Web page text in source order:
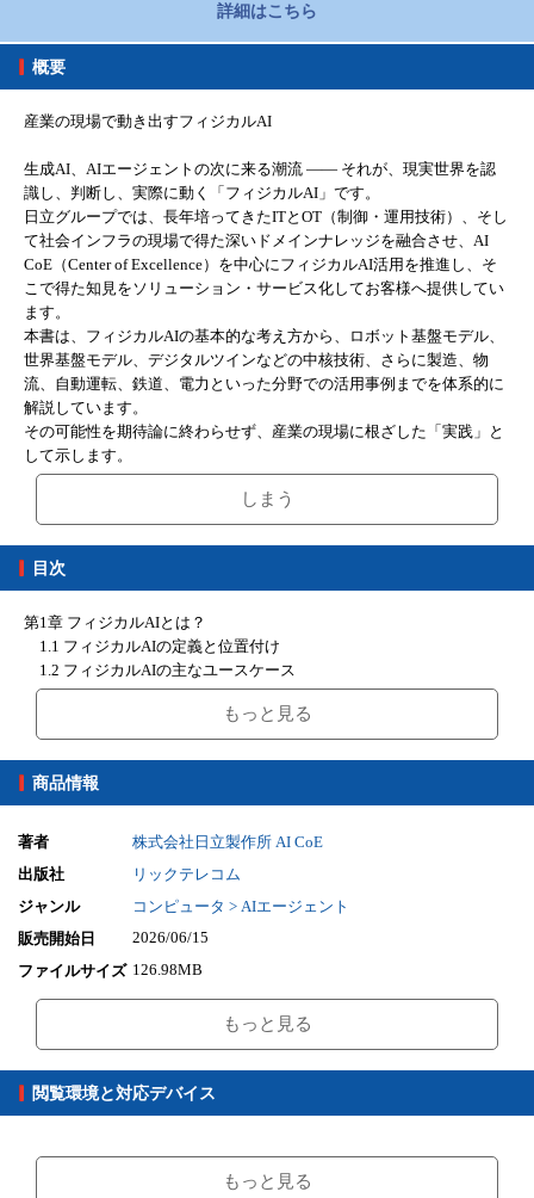
詳細はこちら
概要
産業の現場で動き出すフィジカルAI
生成AI、AIエージェントの次に来る潮流 ―― それが、現実世界を認
識し、判断し、実際に動く「フィジカルAI」です。
日立グループでは、長年培ってきたITとOT（制御・運用技術）、そし
て社会インフラの現場で得た深いドメインナレッジを融合させ、AI
CoE（Center of Excellence）を中心にフィジカルAI活用を推進し、そ
こで得た知見をソリューション・サービス化してお客様へ提供してい
ます。
本書は、フィジカルAIの基本的な考え方から、ロボット基盤モデル、
世界基盤モデル、デジタルツインなどの中核技術、さらに製造、物
流、自動運転、鉄道、電力といった分野での活用事例までを体系的に
解説しています。
その可能性を期待論に終わらせず、産業の現場に根ざした「実践」と
して示します。
しまう
目次
第1章 フィジカルAIとは？
1.1 フィジカルAIの定義と位置付け
1.2 フィジカルAIの主なユースケース
1.3 各テック企業の取り組み
1.4 日立の取り組み：HMAX
1.5 フィジカルAIのセキュリティや安全性
第2章 フィジカルAIの基盤技術とアーキテクチャ
2.2 ロボット基盤モデル
2.3 世界基盤モデル
2.4 デジタルツインとシミュレーション
2.5 フィジカルAIの社会実装と全体設計
3.1 製造業におけるフィジカルAIの活用
3.2 物流分野でのフィジカルAIの活用
3.3 フィジカルAIの例：自動車の自動運転
3.4 鉄道分野におけるフィジカルAIの活用
3.5 電力分野におけるフィジカルAIの活用
3.6 日立のフィジカルAIの取り組み：Naivy
もっと見る
商品情報
著者
株式会社日立製作所 AI CoE
出版社
リックテレコム
ジャンル
コンピュータ > AIエージェント
販売開始日
2026/06/15
ファイルサイズ 126.98MB
ファイル形式
epub
購入
レンタル
閲覧可能期間
もっと見る
閲覧環境と対応デバイス
ブラウザビューア・PC版ConTenDoビューア・モバイルビューア
もっと見る